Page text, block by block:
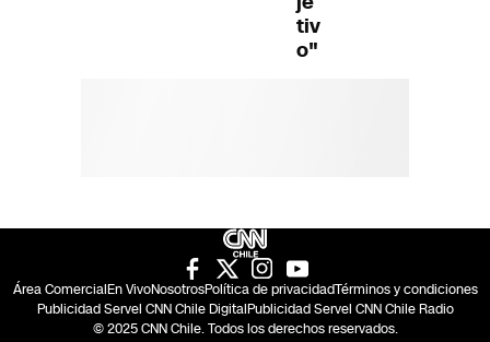
tiv
o"
Área ComercialEn VivoNosotrosPolítica de privacidadTérminos y condiciones
Publicidad Servel CNN Chile DigitalPublicidad Servel CNN Chile Radio
© 2025 CNN Chile. Todos los derechos reservados.